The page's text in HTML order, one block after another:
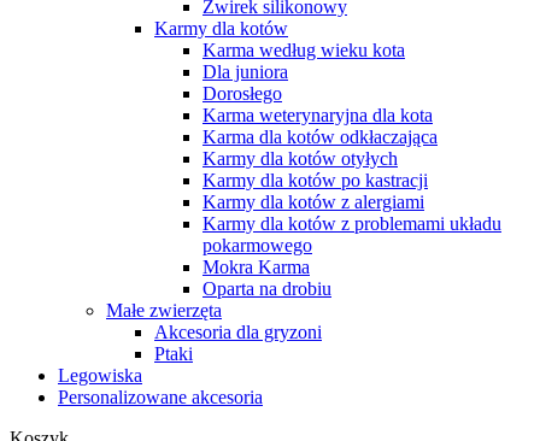
Żwirek silikonowy
Karmy dla kotów
Karma według wieku kota
Dla juniora
Dorosłego
Karma weterynaryjna dla kota
Karma dla kotów odkłaczająca
Karmy dla kotów otyłych
Karmy dla kotów po kastracji
Karmy dla kotów z alergiami
Karmy dla kotów z problemami układu
pokarmowego
Mokra Karma
Oparta na drobiu
Małe zwierzęta
Akcesoria dla gryzoni
Ptaki
Legowiska
Personalizowane akcesoria